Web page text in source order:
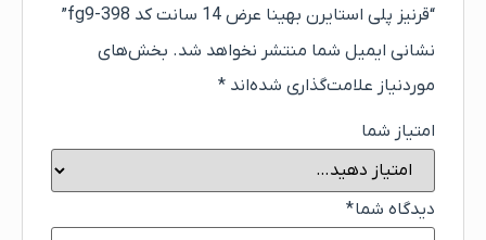
“قرنیز پلی استایرن بهینا عرض 14 سانت کد fg9-398”
نشانی ایمیل شما منتشر نخواهد شد. بخش‌های
موردنیاز علامت‌گذاری شده‌اند *
امتیاز شما
دیدگاه شما*